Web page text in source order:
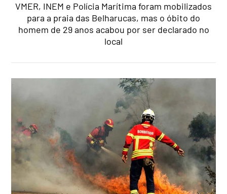
VMER, INEM e Polícia Marítima foram mobilizados
para a praia das Belharucas, mas o óbito do
homem de 29 anos acabou por ser declarado no
local